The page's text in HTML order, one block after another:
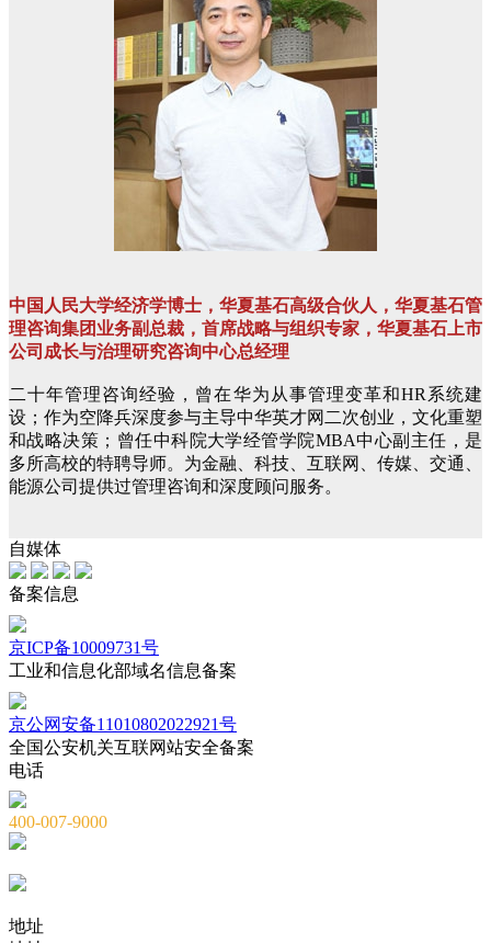
中国人民大学经济学博士，华夏基石高级合伙人，华夏基石管
理咨询集团业务副总裁，首席战略与组织专家，华夏基石上市
公司成长与治理研究咨询中心总经理
二十年管理咨询经验，曾在华为从事管理变革和HR系统建
设；作为空降兵深度参与主导中华英才网二次创业，文化重塑
和战略决策；曾任中科院大学经管学院MBA中心副主任，是
多所高校的特聘导师。为金融、科技、互联网、传媒、交通、
能源公司提供过管理咨询和深度顾问服务。
自媒体
备案信息
京ICP备10009731号
工业和信息化部域名信息备案
京公网安备11010802022921号
全国公安机关互联网站安全备案
电话
400-007-9000
地址